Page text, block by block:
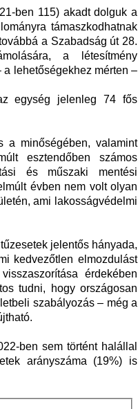
ben 115) akadt dolguk a
támaszkodhatnak
a Szabadság út 28.
a létesítmény
lehetőségekhez mérten –
egység jelenleg 74 fős
a minőségében, valamint
esztendőben számos
és műszaki mentési
évben nem volt olyan
ami lakosságvédelmi
jelentős hányada,
kedvezőtlen elmozdulást
érdekében
tudni, hogy országosan
szabályozás – még a
ben sem történt halállal
arányszáma (19%) is